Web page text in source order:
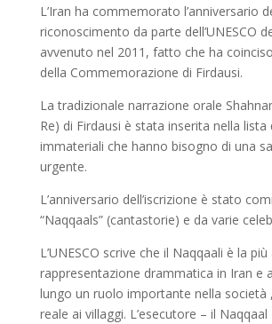
L’Iran ha commemorato l’anniversario
riconoscimento da parte dell’UNESCO
avvenuto nel 2011, fatto che ha
della Commemorazione di Firdausi.
La tradizionale narrazione orale
Re) di Firdausi è stata inserita nella lista
immateriali che hanno bisogno di una
urgente.
L’anniversario dell’iscrizione è stato
“Naqqaals” (cantastorie) e da varie
L’UNESCO scrive che il Naqqaali è la
rappresentazione drammatica in Iran e
lungo un ruolo importante nella società
reale ai villaggi. L’esecutore – il